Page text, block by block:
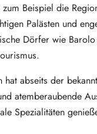
Beispiel die
Palästen und
Dörfer wie
hat abseits der
atemberaubende
Spezialitäten